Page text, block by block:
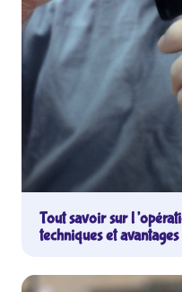
Tout savoir sur
techniques et avantages